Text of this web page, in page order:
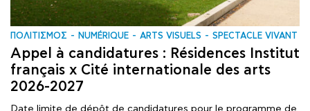
ΠΟΛΙΤΙΣΜΟΣ NUMÉRIQUE ARTS VISUELS SPECTACLE VIVANT
Appel à candidatures : Résidences Institut
français x Cité internationale des arts
2026-2027
Date limite de dépôt de candidatures pour le programme de